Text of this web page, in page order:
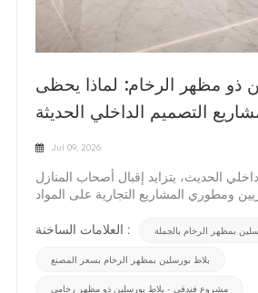
ذو مظهر الرخام: لماذا يحظى
التصميم الداخلي الحديثة
Jul 09, 2026
الحديث، يتزايد إقبال أصحاب المنازل
ومطوري المشاريع التجارية على المواد
إلا أن ارتفاع تكلفته وصعوبة صيانته وعدم
بلاط البورسلين ذو مظهر الرخام أحد أكثر
العلامات الساخنة : بمظهر الرخام بالجملة
بلاط بورسلين بمظهر الرخام بسعر المصنع
مشروع فندقي - بلاط بورسلين ذو مظهر رخامي